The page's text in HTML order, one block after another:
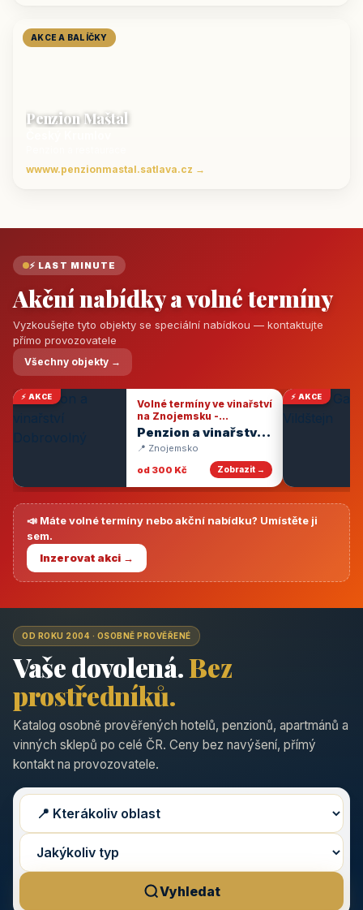
AKCE A BALÍČKY
Penzion Maštal
wwww.penzionmastal.satlava.cz →
⚡ LAST MINUTE
Akční nabídky a volné termíny
Vyzkoušejte tyto objekty se speciální nabídkou — kontaktujte
přímo provozovatele
Všechny objekty →
⚡ AKCE
Volné termíny ve vinařství
na Znojemsku -
degustace vín
Penzion a vinařství
Dobrovolný
📍 Znojemsko
od 300 Kč
Zobrazit →
⚡ AKCE
📣 Máte volné termíny nebo akční nabídku? Umístěte ji
sem.
Inzerovat akci →
OD ROKU 2004 · OSOBNĚ PROVĚŘENÉ
Vaše dovolená.Bez
prostředníků.
Katalog osobně prověřených hotelů, penzionů, apartmánů a
vinných sklepů po celé ČR. Ceny bez navýšení, přímý
kontakt na provozovatele.
Vyhledat